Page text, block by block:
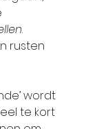
.
rusten
wordt
te kort